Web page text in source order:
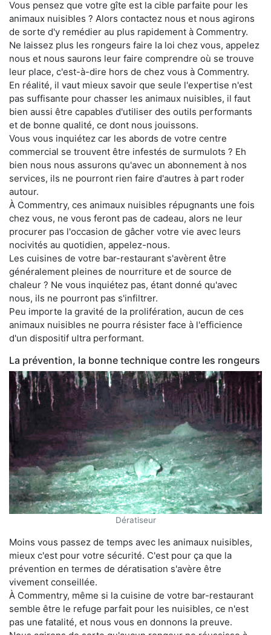
Vous pensez que votre gîte est la cible parfaite pour les
animaux nuisibles ? Alors contactez nous et nous agirons
de sorte d'y remédier au plus rapidement à Commentry.
Ne laissez plus les rongeurs faire la loi chez vous, appelez
nous et nous saurons leur faire comprendre où se trouve
leur place, c'est-à-dire hors de chez vous à Commentry.
En réalité, il vaut mieux savoir que seule l'expertise n'est
pas suffisante pour chasser les animaux nuisibles, il faut
bien aussi être capables d'utiliser des outils performants
et de bonne qualité, ce dont nous jouissons.
Vous vous inquiétez car les abords de votre centre
commercial se trouvent être infestés de surmulots ? Eh
bien nous nous assurons qu'avec un abonnement à nos
services, ils ne pourront rien faire d'autres à part roder
autour.
À Commentry, ces animaux nuisibles répugnants une fois
chez vous, ne vous feront pas de cadeau, alors ne leur
procurer pas l'occasion de gâcher votre vie avec leurs
nocivités au quotidien, appelez-nous.
Les cuisines de votre bar-restaurant s'avèrent être
généralement pleines de nourriture et de source de
chaleur ? Ne vous inquiétez pas, étant donné qu'avec
nous, ils ne pourront pas s'infiltrer.
Peu importe la gravité de la prolifération, aucun de ces
animaux nuisibles ne pourra résister face à l'efficience
d'un dispositif ultra performant.
La prévention, la bonne technique contre les rongeurs
Dératiseur
Moins vous passez de temps avec les animaux nuisibles,
mieux c'est pour votre sécurité. C'est pour ça que la
prévention en termes de dératisation s'avère être
vivement conseillée.
À Commentry, même si la cuisine de votre bar-restaurant
semble être le refuge parfait pour les nuisibles, ce n'est
pas une fatalité, et nous vous en donnons la preuve.